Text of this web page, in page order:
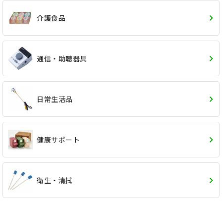
介護食品
通信・助聴器具
日常生活品
健康サポート
衛生・清拭